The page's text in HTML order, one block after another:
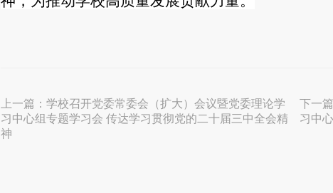
上一篇： 学校召开党委常委会（扩大）会议暨党委理论学
习中心组专题学习会 传达学习贯彻党的二十届三中全会精
神
下一篇
习中